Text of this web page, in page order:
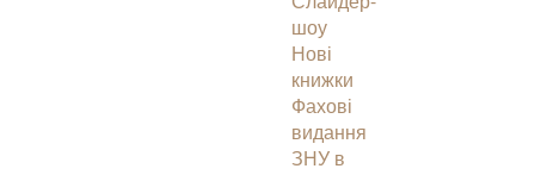
шоу
Нові
книжки
Фахові
видання
ЗНУ в